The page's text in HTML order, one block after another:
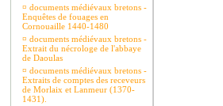
¤ documents médiévaux bretons -
Enquêtes de fouages en
Cornouaille 1440-1480
¤ documents médiévaux bretons -
Extrait du nécrologe de l'abbaye
de Daoulas
¤ documents médiévaux bretons -
Extraits de comptes des receveurs
de Morlaix et Lanmeur (1370-
1431).